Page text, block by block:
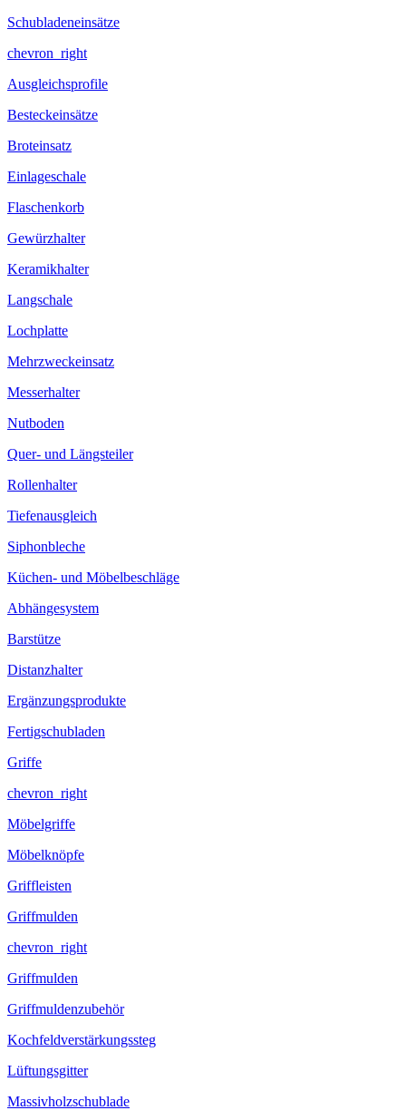
Schubladeneinsätze
chevron_right
Ausgleichsprofile
Besteckeinsätze
Broteinsatz
Einlageschale
Flaschenkorb
Gewürzhalter
Keramikhalter
Langschale
Lochplatte
Mehrzweckeinsatz
Messerhalter
Nutboden
Quer- und Längsteiler
Rollenhalter
Tiefenausgleich
Siphonbleche
Küchen- und Möbelbeschläge
Abhängesystem
Barstütze
Distanzhalter
Ergänzungsprodukte
Fertigschubladen
Griffe
chevron_right
Möbelgriffe
Möbelknöpfe
Griffleisten
Griffmulden
chevron_right
Griffmulden
Griffmuldenzubehör
Kochfeldverstärkungssteg
Lüftungsgitter
Massivholzschublade